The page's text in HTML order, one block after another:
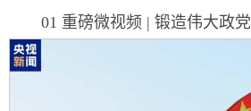
01 重磅微视频 | 锻造伟大政党